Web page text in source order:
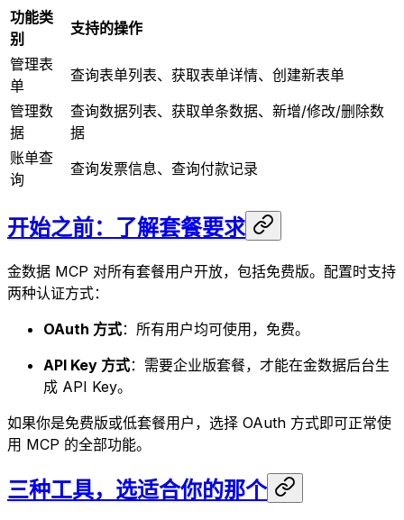
功能类
别
支持的操作
管理表
单
查询表单列表、获取表单详情、创建新表单
管理数
据
查询数据列表、获取单条数据、新增/修改/删除数
据
账单查
询
查询发票信息、查询付款记录
开始之前：了解套餐要求
金数据 MCP 对所有套餐用户开放，包括免费版。配置时支持
两种认证方式：
OAuth 方式：所有用户均可使用，免费。
API Key 方式：需要企业版套餐，才能在金数据后台生
成 API Key。
如果你是免费版或低套餐用户，选择 OAuth 方式即可正常使
用 MCP 的全部功能。
三种工具，选适合你的那个